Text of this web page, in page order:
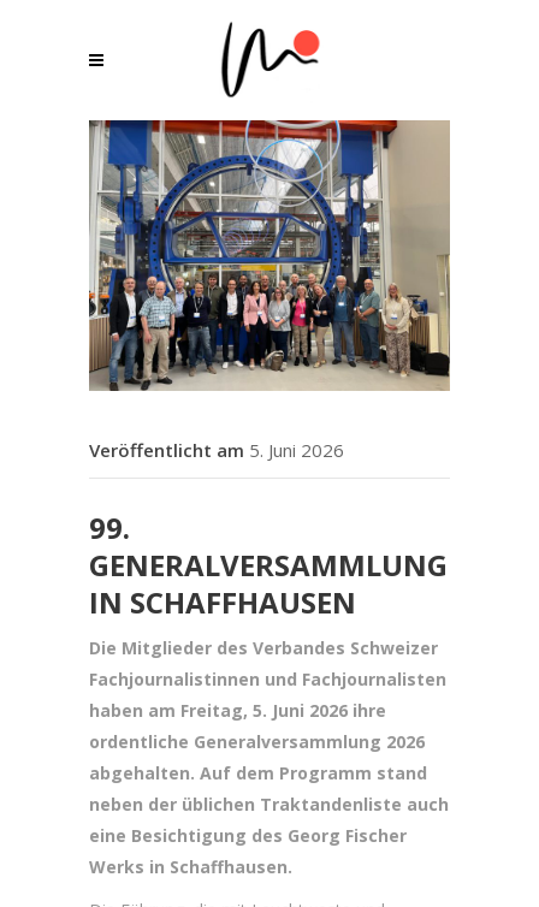
5. Juni 2026
99.
GENERALVERSAMMLUNG
IN SCHAFFHAUSEN
Die Mitglieder des Verbandes Schweizer
Fachjournalistinnen und Fachjournalisten
haben am Freitag, 5. Juni 2026 ihre
ordentliche Generalversammlung 2026
abgehalten. Auf dem Programm stand
neben der üblichen Traktandenliste auch
eine Besichtigung des Georg Fischer
Werks in Schaffhausen.